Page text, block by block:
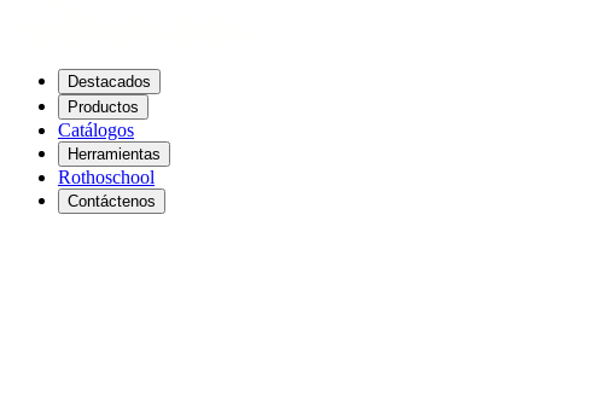
Destacados
Productos
Catálogos
Herramientas
Rothoschool
Contáctenos